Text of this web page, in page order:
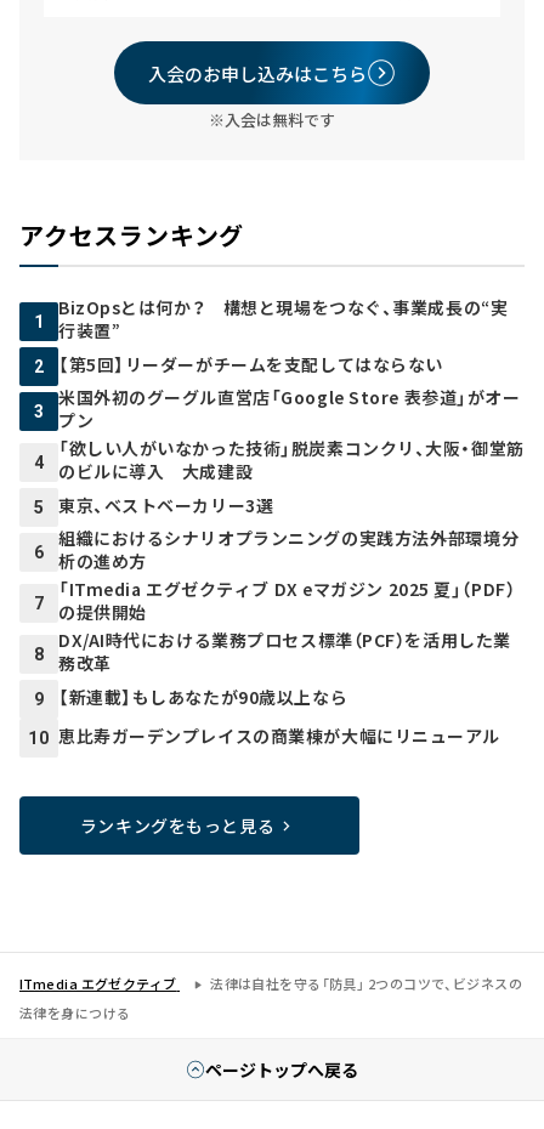
入会のお申し込みはこちら
※入会は無料です
アクセスランキング
1
BizOpsとは何か？ 構想と現場をつなぐ、事業成長の“実
行装置”
2 【第5回】リーダーがチームを支配してはならない
3
米国外初のグーグル直営店「Google Store 表参道」がオー
プン
4
「欲しい人がいなかった技術」脱炭素コンクリ、大阪・御堂筋
のビルに導入 大成建設
5 東京、ベストベーカリー3選
6
組織におけるシナリオプランニングの実践方法――外部環境分
析の進め方
7
「ITmedia エグゼクティブ DX eマガジン 2025 夏」（PDF）
の提供開始
8
DX/AI時代における業務プロセス標準（PCF）を活用した業
務改革
9 【新連載】もしあなたが90歳以上なら
10 恵比寿ガーデンプレイスの商業棟が大幅にリニューアル
ランキングをもっと見る
ITmedia エグゼクティブ
法律は自社を守る「防具」 2つのコツで、ビジネスの
法律を身につける
ページトップへ戻る